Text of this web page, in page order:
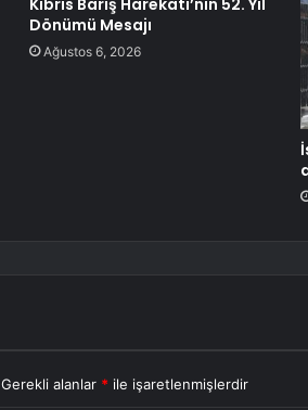
Kıbrıs Barış Harekatı’nın 52. Yıl
Dönümü Mesajı
Ağustos 6, 2026
Gerekli alanlar * ile işaretlenmişlerdir